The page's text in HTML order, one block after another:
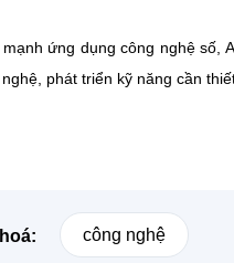
mạnh ứng dụng công nghệ số,
phát triển kỹ năng cần
công nghệ